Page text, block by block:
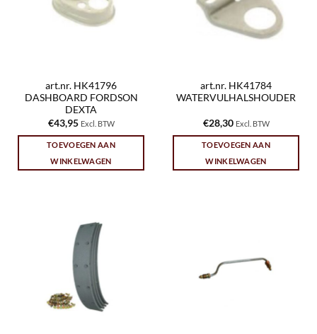
art.nr. HK41796
DASHBOARD FORDSON
DEXTA
€43,95 Excl. BTW
TOEVOEGEN AAN
WINKELWAGEN
art.nr. HK41784
WATERVULHALSHOUDER
€28,30 Excl. BTW
TOEVOEGEN AAN
WINKELWAGEN